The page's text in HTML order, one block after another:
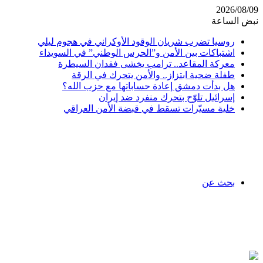
2026/08/09
نبض الساعة
روسيا تضرب شريان الوقود الأوكراني في هجوم ليلي
اشتباكات بين الأمن و”الحرس الوطني” في السويداء
معركة المقاعد.. ترامب يخشى فقدان السيطرة
طفلة ضحية ابتزاز.. والأمن يتحرك في الرقة
هل بدأت دمشق إعادة حساباتها مع حزب الله؟
إسرائيل تلوّح بتحرك منفرد ضد إيران
خلية مسيّرات تسقط في قبضة الأمن العراقي
بحث عن